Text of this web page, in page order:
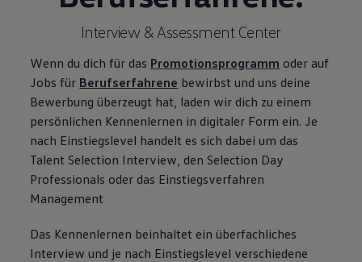
Interview & Assessment Center
Wenn du dich für das Promotionsprogramm oder auf
Jobs für Berufserfahrene bewirbst und uns deine
Bewerbung überzeugt hat, laden wir dich zu einem
persönlichen Kennenlernen in digitaler Form ein. Je
nach Einstiegslevel handelt es sich dabei um das
Talent Selection Interview, den Selection Day
Professionals oder das Einstiegsverfahren
Management
Das Kennenlernen beinhaltet ein überfachliches
Interview und je nach Einstiegslevel verschiedene